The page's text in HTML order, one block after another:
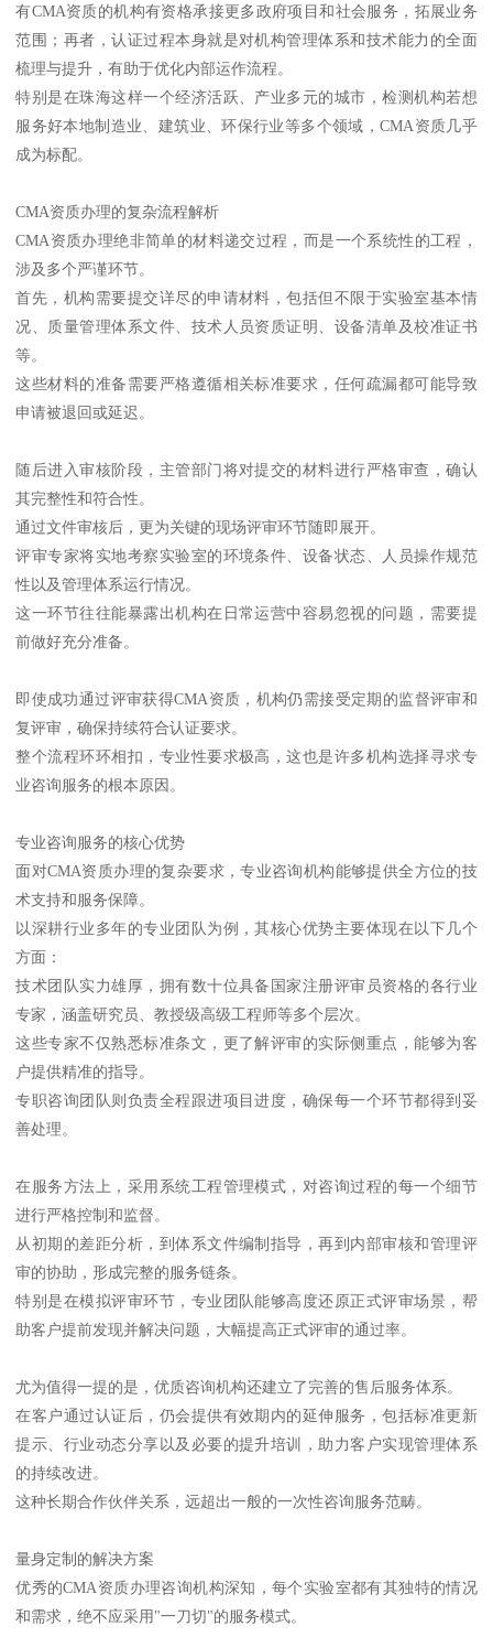
有CMA资质的机构有资格承接更多政府项目和社会服务，拓展业务
范围；再者，认证过程本身就是对机构管理体系和技术能力的全面
梳理与提升，有助于优化内部运作流程。
特别是在珠海这样一个经济活跃、产业多元的城市，检测机构若想
服务好本地制造业、建筑业、环保行业等多个领域，CMA资质几乎
成为标配。
CMA资质办理的复杂流程解析
CMA资质办理绝非简单的材料递交过程，而是一个系统性的工程，
涉及多个严谨环节。
首先，机构需要提交详尽的申请材料，包括但不限于实验室基本情
况、质量管理体系文件、技术人员资质证明、设备清单及校准证书
等。
这些材料的准备需要严格遵循相关标准要求，任何疏漏都可能导致
申请被退回或延迟。
随后进入审核阶段，主管部门将对提交的材料进行严格审查，确认
其完整性和符合性。
通过文件审核后，更为关键的现场评审环节随即展开。
评审专家将实地考察实验室的环境条件、设备状态、人员操作规范
性以及管理体系运行情况。
这一环节往往能暴露出机构在日常运营中容易忽视的问题，需要提
前做好充分准备。
即使成功通过评审获得CMA资质，机构仍需接受定期的监督评审和
复评审，确保持续符合认证要求。
整个流程环环相扣，专业性要求极高，这也是许多机构选择寻求专
业咨询服务的根本原因。
专业咨询服务的核心优势
面对CMA资质办理的复杂要求，专业咨询机构能够提供全方位的技
术支持和服务保障。
以深耕行业多年的专业团队为例，其核心优势主要体现在以下几个
方面：
技术团队实力雄厚，拥有数十位具备国家注册评审员资格的各行业
专家，涵盖研究员、教授级高级工程师等多个层次。
这些专家不仅熟悉标准条文，更了解评审的实际侧重点，能够为客
户提供精准的指导。
专职咨询团队则负责全程跟进项目进度，确保每一个环节都得到妥
善处理。
在服务方法上，采用系统工程管理模式，对咨询过程的每一个细节
进行严格控制和监督。
从初期的差距分析，到体系文件编制指导，再到内部审核和管理评
审的协助，形成完整的服务链条。
特别是在模拟评审环节，专业团队能够高度还原正式评审场景，帮
助客户提前发现并解决问题，大幅提高正式评审的通过率。
尤为值得一提的是，优质咨询机构还建立了完善的售后服务体系。
在客户通过认证后，仍会提供有效期内的延伸服务，包括标准更新
提示、行业动态分享以及必要的提升培训，助力客户实现管理体系
的持续改进。
这种长期合作伙伴关系，远超出一般的一次性咨询服务范畴。
量身定制的解决方案
优秀的CMA资质办理咨询机构深知，每个实验室都有其独特的情况
和需求，绝不应采用"一刀切"的服务模式。